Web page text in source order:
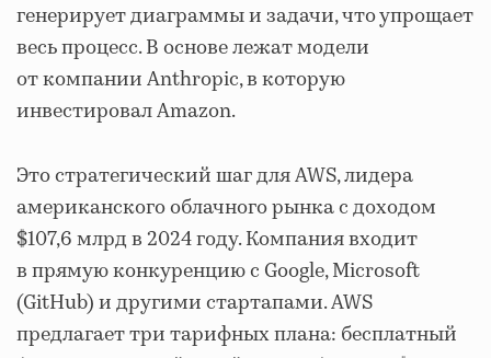
генерирует диаграммы и задачи, что упрощает
весь процесс. В основе лежат модели
от компании Anthropic, в которую
инвестировал Amazon.
Это стратегический шаг для AWS, лидера
американского облачного рынка с доходом
$107,6 млрд в 2024 году. Компания входит
в прямую конкуренцию с Google, Microsoft
(GitHub) и другими стартапами. AWS
предлагает три тарифных плана: бесплатный